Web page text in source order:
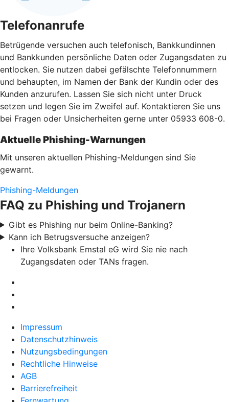
Telefonanrufe
Betrügende versuchen auch telefonisch, Bankkundinnen
und Bankkunden persönliche Daten oder Zugangsdaten zu
entlocken. Sie nutzen dabei gefälschte Telefonnummern
und behaupten, im Namen der Bank der Kundin oder des
Kunden anzurufen. Lassen Sie sich nicht unter Druck
setzen und legen Sie im Zweifel auf. Kontaktieren Sie uns
bei Fragen oder Unsicherheiten gerne unter 05933 608-0.
Aktuelle Phishing-Warnungen
Mit unseren aktuellen Phishing-Meldungen sind Sie
gewarnt.
Phishing-Meldungen
FAQ zu Phishing und Trojanern
Gibt es Phishing nur beim Online-Banking?
Kann ich Betrugsversuche anzeigen?
Ihre Volksbank Emstal eG wird Sie nie nach
Zugangsdaten oder TANs fragen.
Impressum
Datenschutzhinweis
Nutzungsbedingungen
Rechtliche Hinweise
AGB
Barrierefreiheit